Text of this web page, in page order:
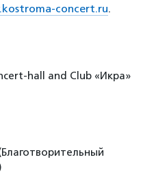
concert.ru.
hall and Club «Икра»